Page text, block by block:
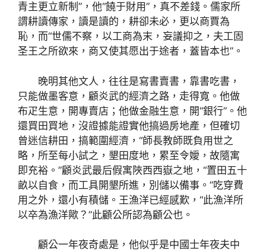
青主更立新制”，他“饒于財用”，真不差錢。儒家所
謂耕讀傳家，讀是讀的，耕卻未必，更以商賈為
恥，而“世儒不察，以工商為末，妄議抑之，夫工固
圣王之所欲來，商又使其愿出于途者，蓋皆本也”。
晚明其他文人，往往是寫書賣書，靠書吃書，
只能做墨客意，顧炎武的經濟之路，走得寬。他做
布疋生意，開專賣店；他做金融生意，開“銀行”。他
還買田買地，沒證據能證實他搞過房地產，但確切
曾迷信耕田，搞範圍經濟，“師長教師既負用世之
略，所至每小試之，墾田度地，累至令嬡，故隨寓
即充裕。”顧炎武最后假寓陜西西嶽之地，“置田五十
畝以自食，而工具開墾所進，別儲以備事。”吃穿費
用之外，還小有積儲。王漁洋已經感歎，“此漁洋所
以卒為漁洋歟？”此顧公所認為顧公也。
顧公一年夜奇處是，他似乎是中國士年夜夫中